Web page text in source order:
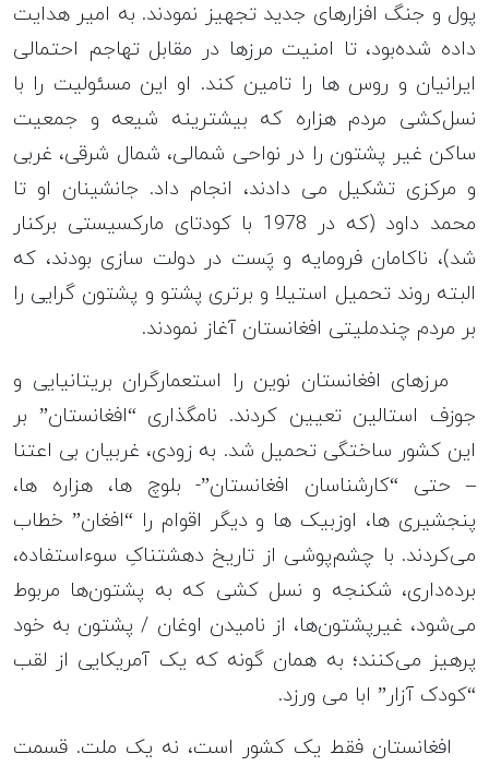
پول و جنگ افزارهای جدید تجهیز نمودند. به امیر هدایت
داده شده‌بود، تا امنیت مرزها در مقابل تهاجم احتمالی
ایرانیان و روس ها را تامین کند. او این مسئولیت را با
نسل‌کشی مردم هزاره که بیشترینه شیعه و جمعیت
ساکن غیر پشتون را در نواحی شمالی، شمال شرقی، غربی
و مرکزی تشکیل می دادند، انجام داد. جانشینان او تا
محمد داود (که در 1978 با کودتای مارکسیستی برکنار
شد)، ناکامان فرومایه و پَست در دولت سازی بودند، که
البته روند تحمیل استیلا و برتری پشتو و پشتون گرایی را
بر مردم چند‌ملیتی افغانستان آغاز نمودند.
مرزهای افغانستان نوین را استعمارگران بریتانیایی و
جوزف استالین تعیین‌ کردند. نامگذاری “افغانستان” بر
این کشور ساختگی تحمیل شد. به زودی، غربیان بی اعتنا
– حتی “کارشناسان افغانستان”- بلوچ ها، هزاره ها،
پنجشیری ها، اوزبیک ها و دیگر اقوام را “افغان” خطاب
می‌کردند. با چشم‌پوشی از تاریخ دهشتناکِ سوءاستفاده،
برده‌داری، شکنجه و نسل کشی که به پشتون‌ها مربوط
می‌شود، غیر‌پشتون‌ها، از نامیدن اوغان / پشتون به خود
پرهیز می‌کنند؛ به همان گونه که یک آمریکایی از لقب
“کودک آزار” ابا می ورزد.
افغانستان فقط یک کشور است، نه یک ملت. قسمت